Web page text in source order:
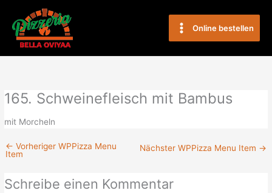
Inhalt
springen
Main
MenuOnline bestellen
165. Schweinefleisch mit Bambus
mit Morcheln
← Vorheriger WPPizza Menu
Item
Nächster WPPizza Menu Item →
Schreibe einen Kommentar